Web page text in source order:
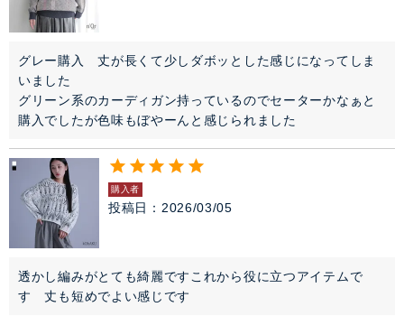
グレー購入　丈が長くて少しダボッとした感じになってしま
いました
グリーン系のカーディガン持っているのでセーターかなぁと
購入でしたが色味もぼやーんと感じられました
購入者
投稿日 2026/03/05
透かし編みがとても綺麗ですこれから役に立つアイテムで